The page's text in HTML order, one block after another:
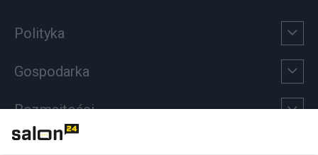
Polityka
Gospodarka
Rozmaitości